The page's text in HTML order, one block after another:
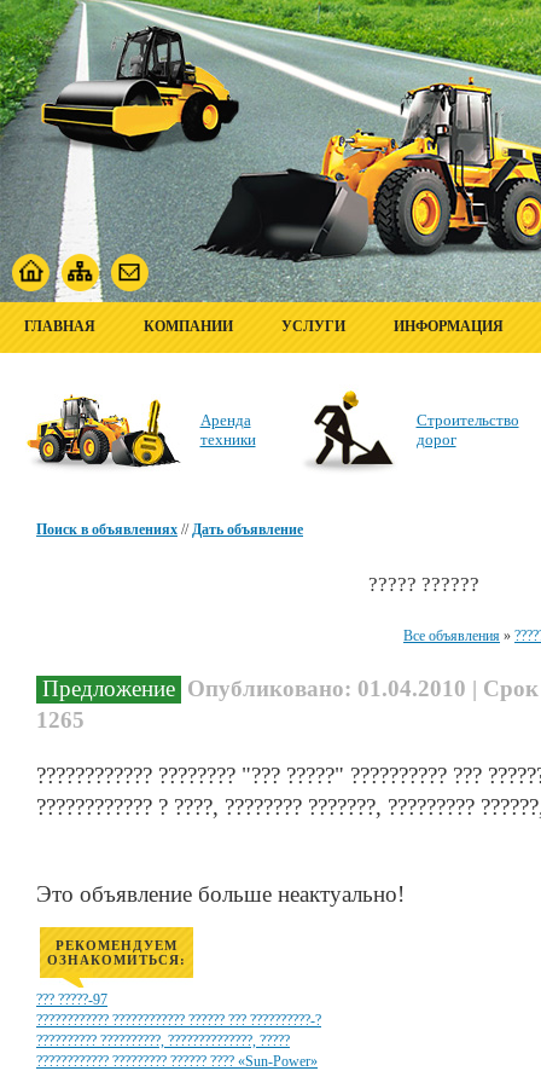
ГЛАВНАЯ КОМПАНИИ УСЛУГИ ИНФОРМАЦИЯ
Аренда
техники
Строительство
дорог
Поиск в объявлениях //Дать объявление
????? ??????
Все объявления »
Предложение Опубликовано: 01.04.2010 |
1265
???????????? ???????? "??? ?????" ?????????? ???
???????????? ? ????, ???????? ???????, ?????????
Это объявление больше неактуально!
РЕКОМЕНДУЕМ
ОЗНАКОМИТЬСЯ:
??? ?????-97
???????????? ???????????? ?????? ??? ??????????-?
?????????? ??????????, ??????????????, ?????
???????????? ????????? ?????? ???? «Sun-Power»